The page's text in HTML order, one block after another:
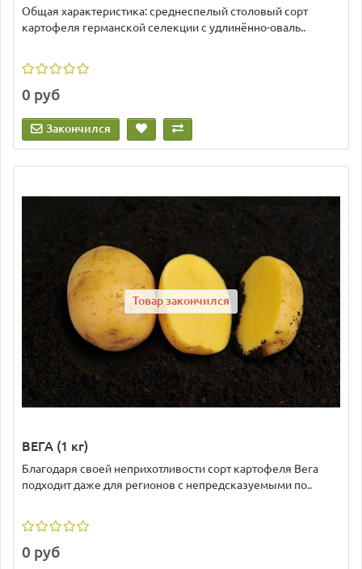
Общая характеристика: среднеспелый столовый сорт
картофеля германской селекции с удлинённо-оваль..
0 руб
Закончился
Товар закончился
ВЕГА (1 кг)
Благодаря своей неприхотливости сорт картофеля Вега
подходит даже для регионов с непредсказуемыми по..
0 руб